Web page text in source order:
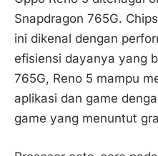
Snapdragon 765G.
ini dikenal dengan
efisiensi dayanya yang
765G, Reno 5 mampu
aplikasi dan game
game yang menuntut